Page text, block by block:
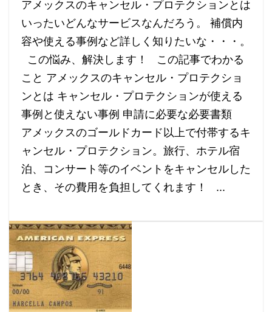
アメックスのキャンセル・プロテクションとは
いったいどんなサービスなんだろう。 補償内
容や使える事例など詳しく知りたいな・・・。
この悩み、解決します！ この記事でわかる
こと アメックスのキャンセル・プロテクショ
ンとは キャンセル・プロテクションが使える
事例と使えない事例 申請に必要な必要書類
アメックスのゴールドカード以上で付帯するキ
ャンセル・プロテクション。旅行、ホテル宿
泊、コンサート等のイベントをキャンセルした
とき、その費用を負担してくれます！ ...